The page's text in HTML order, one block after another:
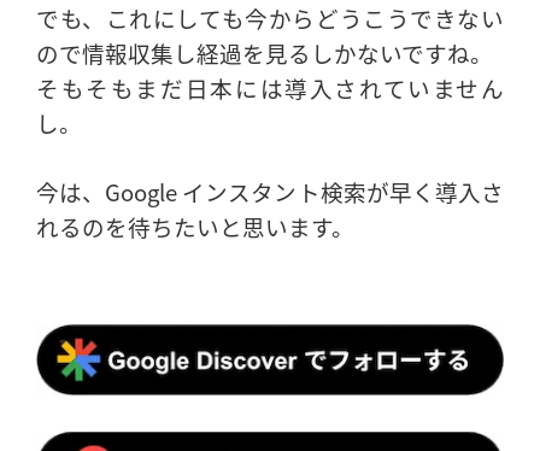
でも、これにしても今からどうこうできない
ので情報収集し経過を見るしかないですね。
そもそもまだ日本には導入されていません
し。
今は、Google インスタント検索が早く導入さ
れるのを待ちたいと思います。